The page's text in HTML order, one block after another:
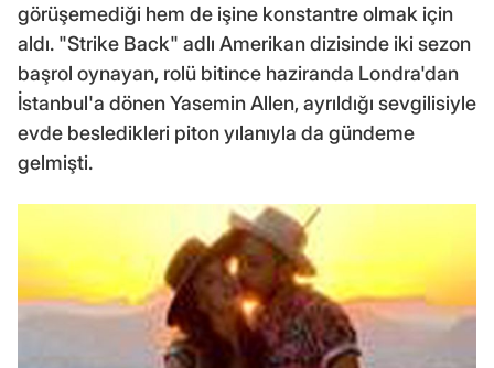
görüşemediği hem de işine konstantre olmak için
aldı. "Strike Back" adlı Amerikan dizisinde iki sezon
başrol oynayan, rolü bitince haziranda Londra'dan
İstanbul'a dönen Yasemin Allen, ayrıldığı sevgilisiyle
evde besledikleri piton yılanıyla da gündeme
gelmişti.